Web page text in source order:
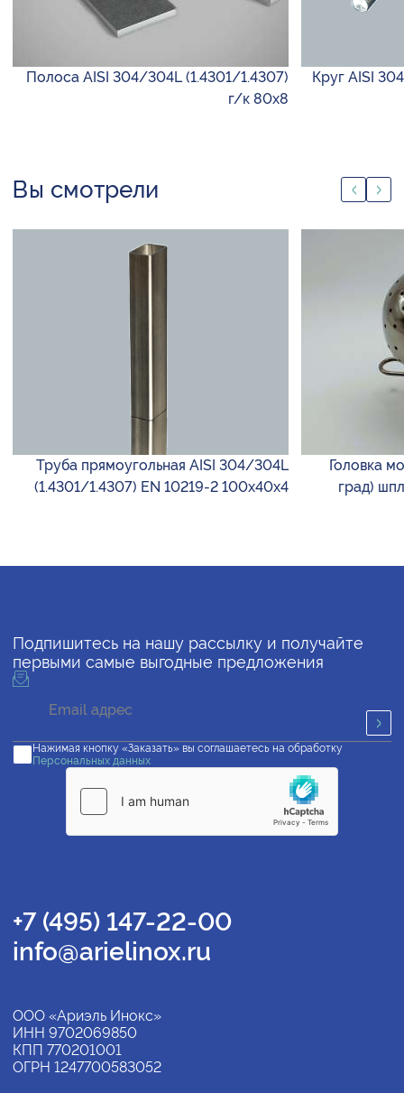
Полоса AISI 304/304L (1.4301/1.4307)
г/к 80х8
Круг AISI
Вы смотрели
Труба прямоугольная AISI 304/304L
(1.4301/1.4307) EN 10219-2 100х40х4
Головка
град)
Подпишитесь на нашу рассылку и получайте
первыми самые выгодные предложения
Нажимая кнопку «Заказать» вы соглашаетесь на обработку
Персональных данных
+7 (495) 147-22-00
info@arielinox.ru
ООО «Ариэль Инокс»
ИНН 9702069850
КПП 770201001
ОГРН 1247700583052